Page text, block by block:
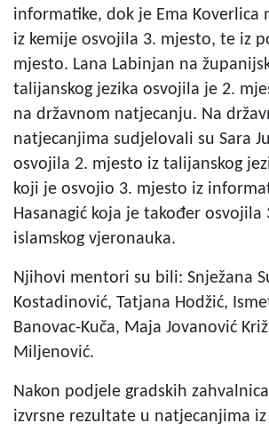
informatike, dok je Ema Koverlica
iz kemije osvojila 3. mjesto, te iz
mjesto. Lana Labinjan na
talijanskog jezika osvojila je 2.
na državnom natjecanju. Na
natjecanjima sudjelovali su Sara
osvojila 2. mjesto iz talijanskog
koji je osvojio 3. mjesto iz
Hasanagić koja je također osvojila
islamskog vjeronauka.
Njihovi mentori su bili: Snježana
Kostadinović, Tatjana Hodžić,
Banovac-Kuča, Maja Jovanović
Miljenović.
Nakon podjele gradskih
izvrsne rezultate u natjecanjima iz